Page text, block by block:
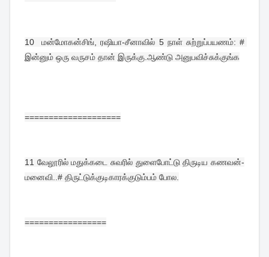
10 மன்மோகன்சிங், ரஷியா-சீனாவில் 5 நாள் சுற்றுப்பயணம்: #
இன்னும் ஒரு வருசம் தான் இருக்கு.ஆண்டு அனுபவிச்சுக்குங்க
====================
11 வேலூரில் மதுக்கடை சுவரில் துளைபோட்டு திருடிய கணவன்-
மனைவி..# திருட்டுக்குடிகாரக்குடும்பம் போல.
=================